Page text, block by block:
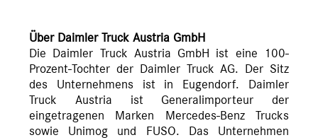
Über Daimler Truck Austria GmbH
Die Daimler Truck Austria GmbH ist eine 100-
Prozent-Tochter der Daimler Truck AG. Der Sitz
des Unternehmens ist in Eugendorf. Daimler
Truck Austria ist Generalimporteur der
eingetragenen Marken Mercedes-Benz Trucks
sowie Unimog und FUSO. Das Unternehmen